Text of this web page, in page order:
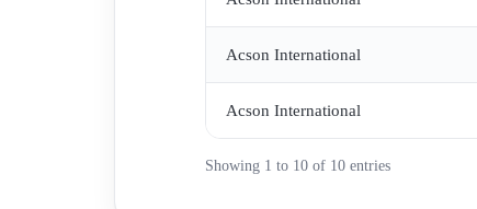
Acson International
Acson International
Showing 1 to 10 of 10 entries